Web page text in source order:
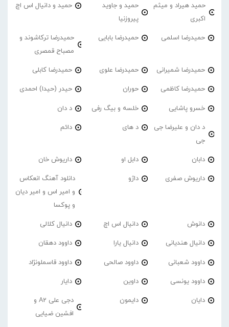
حمید هیراد و میثم
اکبری
حمید و جاوید
پیروزنیا
حمید و دانیال اس اچ
حمیدرضا اسلمی حمیدرضا بابایی
حمیدرضا ترکاشوند و
مصباح قمصری
حمیدرضا شمیرانی حمیدرضا علوی حمیدرضا کابلی
حمیدرضا کاظمی حوران حیدر (حیدا) احمدی
خسرو پاشایی خلسه و بیگ رفی د دان
د دان و علیرضا جی
جی
د های دائم
دابان دابل او داریوش خان
داریوش صفری داژو
دانلود آهنگ انعکاس
و امیر اس و امیر دیان
و پوکسا
دانوش دانیال اس اچ دانیال کلالی
دانیال هندیانی دانیال یارا داوود دهقان
داوود شعبانی داوود صالحی داوود قاسملونژاد
داوود یونسی داوین دایار
دایان دایمون
دجی علی A2 و
افشین ضیایی